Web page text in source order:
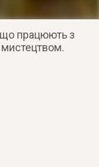
що працюють з